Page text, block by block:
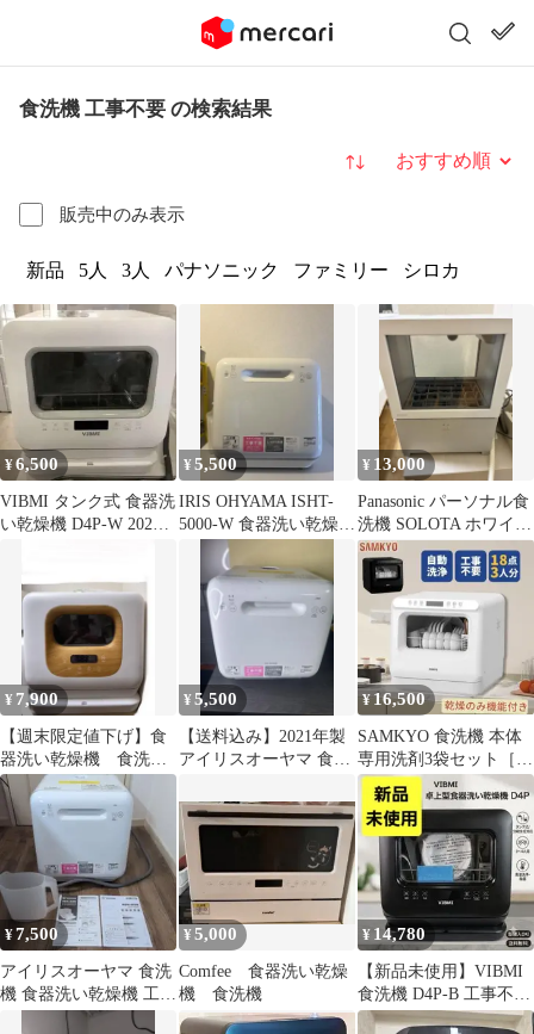
食洗機 工事不要 の検索結果
販売中のみ表示
並び替え
新品 5人 3人 パナソニック ファミリー シロカ
¥6,500
VIBMI タンク式 食器洗
い乾燥機 D4P-W 2023
¥5,500
IRIS OHYAMA ISHT-
5000-W 食器洗い乾燥機
工事不要 本体
¥ 13,000
Panasonic パーソナル食
洗機 SOLOTA ホワイト
NP-TML1
¥ 7,900
【週末限定値下げ】食
器洗い乾燥機 食洗
機 工事不要 uv除
菌 木目調
¥5,500
【送料込み】2021年製
アイリスオーヤマ 食洗
¥ 16,500
SAMKYO 食洗機 本体
専用洗剤3袋セット［美
品］使用回数５回 T40
¥7,500
アイリスオーヤマ 食洗
機 食器洗い乾燥機 工事
不要 ISHT-5000-W
¥5,000
Comfee 食器洗い乾燥
機 食洗機
¥ 14,780
【新品未使用】VIBMI
食洗機 D4P-B 工事不要
食器洗い乾燥機 タンク